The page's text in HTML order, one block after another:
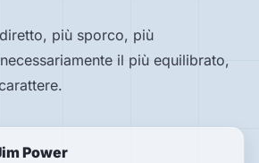
più sporco, più
il più equilibrato,
Power